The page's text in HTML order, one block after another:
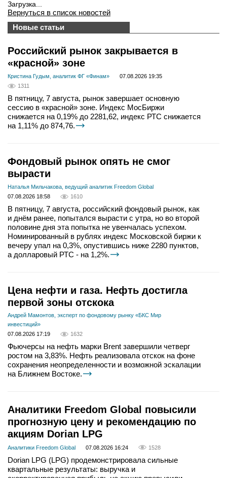
Загрузка...
Вернуться в список новостей
Новые статьи
Российский рынок закрывается в
«красной» зоне
Кристина Гудым, аналитик ФГ «Финам»
07.08.2026 19:35
1311
В пятницу, 7 августа, рынок завершает основную
сессию в «красной» зоне. Индекс МосБиржи
снижается на 0,19% до 2281,62, индекс РТС снижается
на 1,11% до 874,76.
Фондовый рынок опять не смог
вырасти
Наталья Мильчакова, ведущий аналитик Freedom Global
07.08.2026 18:58
1610
В пятницу, 7 августа, российский фондовый рынок, как
и днём ранее, попытался вырасти с утра, но во второй
половине дня эта попытка не увенчалась успехом.
Номинированный в рублях индекс Московской биржи к
вечеру упал на 0,3%, опустившись ниже 2280 пунктов,
а долларовый РТС - на 1,2%.
Цена нефти и газа. Нефть достигла
первой зоны отскока
Андрей Мамонтов, эксперт по фондовому рынку «БКС Мир
инвестиций»
07.08.2026 17:19
1632
Фьючерсы на нефть марки Brent завершили четверг
ростом на 3,83%. Нефть реализовала отскок на фоне
сохранения неопределенности и возможной эскалации
на Ближнем Востоке.
Аналитики Freedom Global повысили
прогнозную цену и рекомендацию по
акциям Dorian LPG
Аналитики Freedom Global 07.08.2026 16:24 1528
Dorian LPG (LPG) продемонстрировала сильные
квартальные результаты: выручка и